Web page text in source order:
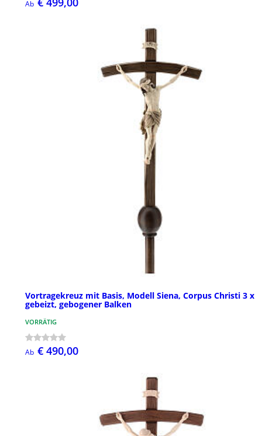
Ab
Vortragekreuz mit Basis, Modell Siena, Corpus Christi 3 x
gebeizt, gebogener Balken
VORRÄTIG
Ab € 490,00